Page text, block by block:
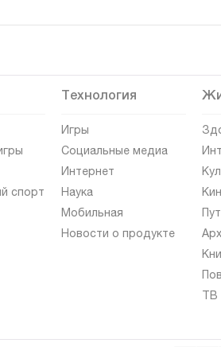
спорт
Технология
Игры
Социальные медиа
Интернет
Наука
Мобильная
Новости о продукте
ТВ